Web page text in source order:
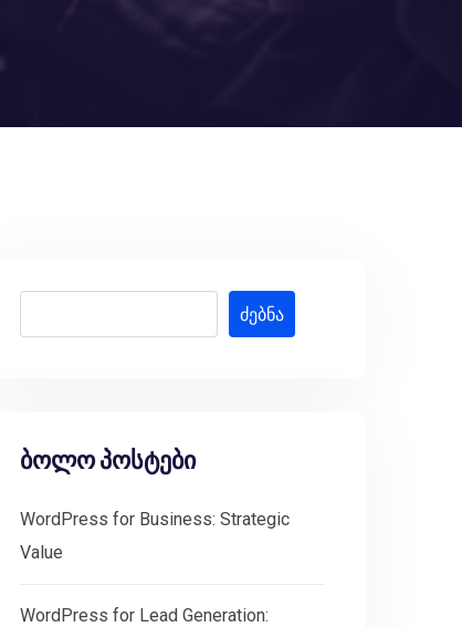
ძებნა
ბოლო პოსტები
WordPress for Business: Strategic
Value
WordPress for Lead Generation: